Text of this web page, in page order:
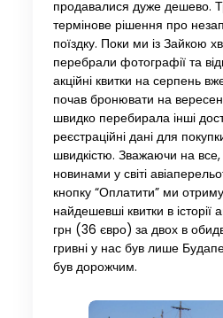
продавалися дуже дешево.
термінове рішення про
поїздку. Поки ми із Зайкою
перебрали фотографії та
акційні квитки на серпень
почав бронювати на
швидко перебирала інші
реєстраційні дані для
швидкістю. Зважаючи на
новинами у світі
кнопку “Оплатити” ми
найдешевші квитки в історії
грн (36 євро) за двох в
гривні у нас був лише
був дорожчим.